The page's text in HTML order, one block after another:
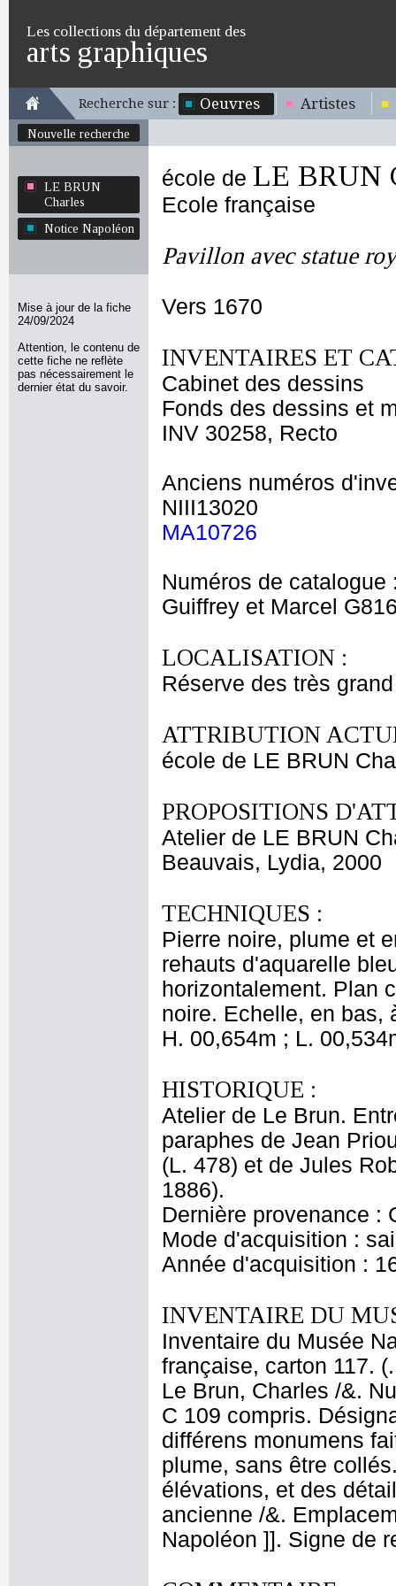
Les collections du département des
arts graphiques
Recherche sur : Oeuvres Artistes
Nouvelle recherche
LE BRUN
Charles
Notice Napoléon
Mise à jour de la fiche
24/09/2024
Attention, le contenu de
cette fiche ne reflète
pas nécessairement le
dernier état du savoir.
école de LE BRUN
Ecole française
Pavillon avec statue
Vers 1670
INVENTAIRES ET
Cabinet des dessins
Fonds des dessins et
INV 30258, Recto
Anciens numéros
NIII13020
MA10726
Numéros de catalogue
Guiffrey et Marcel
LOCALISATION :
Réserve des très
ATTRIBUTION
école de LE BRUN
PROPOSITIONS
Atelier de LE BRUN
Beauvais, Lydia, 2000
TECHNIQUES :
Pierre noire, plume et
rehauts d'aquarelle
horizontalement. Plan
noire. Echelle, en bas,
H. 00,654m ; L.
HISTORIQUE :
Atelier de Le Brun.
paraphes de Jean
(L. 478) et de Jules
1886).
Dernière provenance :
Mode d'acquisition :
Année d'acquisition :
INVENTAIRE DU
Inventaire du Musée
française, carton 117.
Le Brun, Charles /&.
C 109 compris.
différens monumens
plume, sans être
élévations, et des
ancienne /&.
Napoléon ]]. Signe de